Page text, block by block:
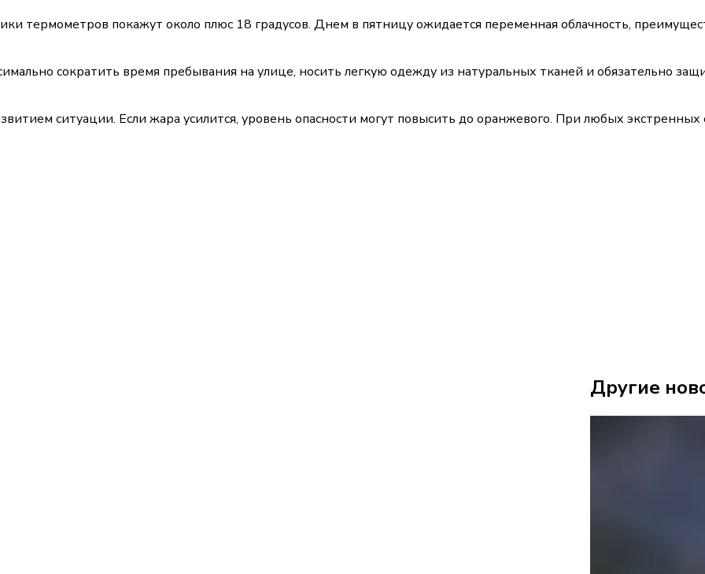
термометров покажут около плюс 18 градусов. Днем в пятницу ожидается переменная облачность,
сократить время пребывания на улице, носить легкую одежду из натуральных тканей и обязательно
ситуации. Если жара усилится, уровень опасности могут повысить до оранжевого. При любых экстренных
Другие